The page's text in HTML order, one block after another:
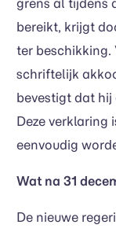
grens al tijdens
bereikt, krijgt
ter beschikking.
schriftelijk
bevestigt dat hij
Deze verklaring
eenvoudig
Wat na 31
De nieuwe